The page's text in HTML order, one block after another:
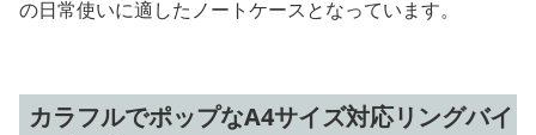
の日常使いに適したノートケースとなっています。
カラフルでポップなA4サイズ対応リングバイ